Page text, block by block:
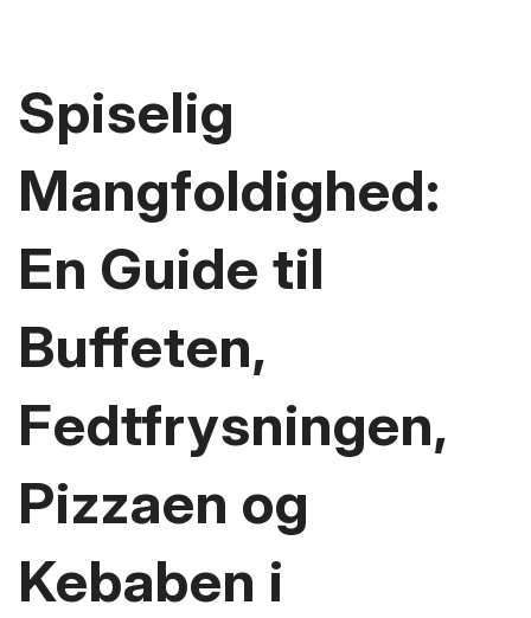
Spiselig
Mangfoldighed:
En Guide til
Buffeten,
Fedtfrysningen,
Pizzaen og
Kebaben i